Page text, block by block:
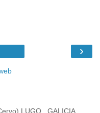
›
LUGO , GALICIA,